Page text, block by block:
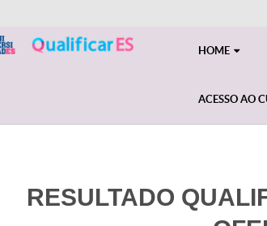
HOME
ACESSO AO
RESULTADO